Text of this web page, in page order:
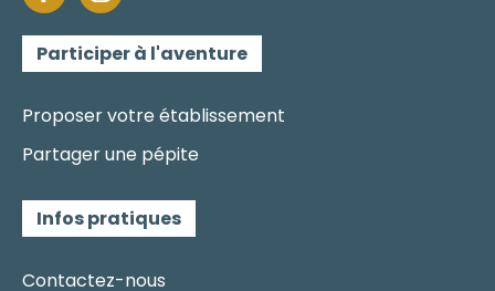
Participer à l'aventure
Proposer votre établissement
Partager une pépite
Infos pratiques
Contactez-nous